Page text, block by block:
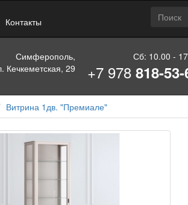
Контакты
Симферополь,
Кечкеметская, 29
Сб: 10.00 -
+7 978818-
Витрина 1дв. "Премиале"